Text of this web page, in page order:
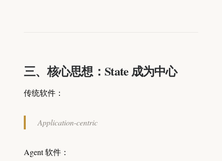
三、核心思想：State 成为中心
传统软件：
Application-centric
Agent 软件：